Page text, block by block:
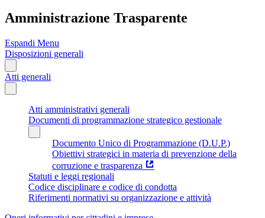
Amministrazione Trasparente
Espandi Menu
Disposizioni generali
Atti generali
Atti amministrativi generali
Documenti di programmazione strategico gestionale
Documento Unico di Programmazione (D.U.P.)
Obiettivi strategici in materia di prevenzione della
corruzione e trasparenza
Statuti e leggi regionali
Codice disciplinare e codice di condotta
Riferimenti normativi su organizzazione e attività